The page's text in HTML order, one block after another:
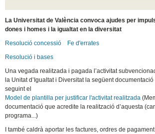
La Universitat de València convoca ajudes per
dones i homes i la igualtat en la diversitat
Resolució concessió
Fe d'errates
Resolució i bases
Una vegada realitzada i pagada l’activitat
la Unitat d’Igualtat i Diversitat la següent
seguint el
Model de plantilla per justificar l'activitat realitzada
documentació que acredite la realització d’aquesta
programa...)
I també caldrà aportar les factures, ordres de